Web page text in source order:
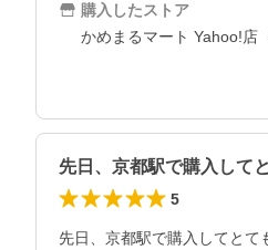
購入したストア
かめまるマート Yahoo!店
先日、京都駅で購入して
5
先日、京都駅で購入してとて